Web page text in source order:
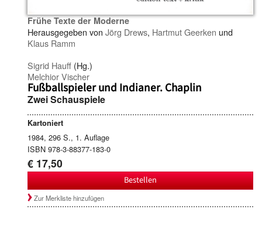
Frühe Texte der Moderne
Herausgegeben von Jörg Drews, Hartmut Geerken und
Klaus Ramm
Sigrid Hauff (Hg.)
Melchior Vischer
Fußballspieler und Indianer. Chaplin
Zwei Schauspiele
Kartoniert
1984, 296 S., 1. Auflage
ISBN 978-3-88377-183-0
€ 17,50
Bestellen
Zur Merkliste hinzufügen